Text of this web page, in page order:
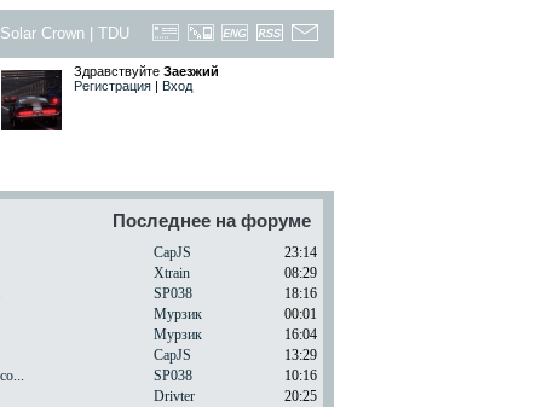
Solar Crown TDU
Здравствуйте Заезжий
Регистрация | Вход
Последнее на форуме
CapJS
23:14
Xtrain
08:29
SP038
18:16
Мурзик
00:01
Мурзик
16:04
CapJS
13:29
SP038
10:16
Drivter 20:25